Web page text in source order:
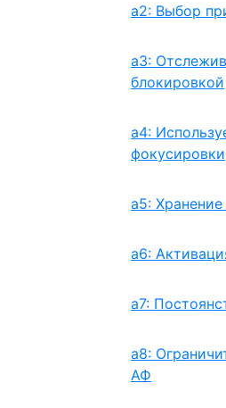
a2: Выбор
a3:
блокировкой
a4:
фокусировки
a5:
a6:
a7:
a8:
АФ